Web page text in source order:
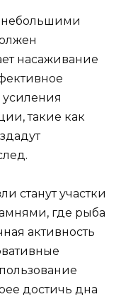
небольшими
насаживание
такие как
станут участки
где рыба
активность
достичь дна